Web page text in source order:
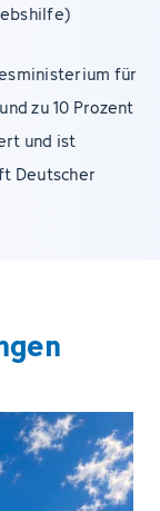
für
zu 10 Prozent
und ist
Deutscher